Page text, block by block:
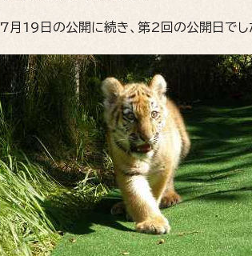
7月19日の公開に続き、第2回の公開日でし